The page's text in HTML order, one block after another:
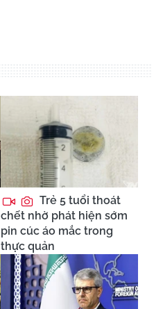
Trẻ 5 tuổi thoát
chết nhờ phát hiện sớm
pin cúc áo mắc trong
thực quản